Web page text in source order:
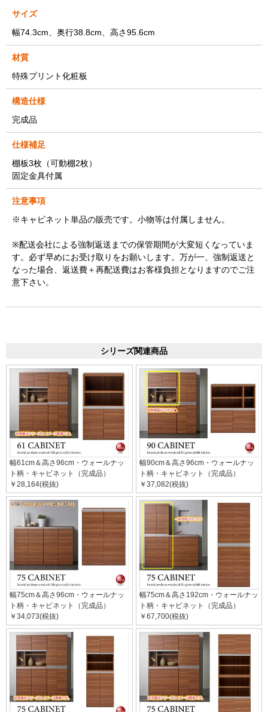
サイズ
幅74.3cm、奥行38.8cm、高さ95.6cm
材質
特殊プリント化粧板
構造仕様
完成品
仕様補足
棚板3枚（可動棚2枚）
固定金具付属
注意事項
※キャビネット単品の販売です。小物等は付属しません。
※配送会社による強制返送までの保管期間が大変短くなっていま
す。必ず早めにお受け取りをお願いします。万が一、強制返送と
なった場合、返送費＋再配送費はお客様負担となりますのでご注
意下さい。
シリーズ関連商品
幅61cm＆高さ96cm・ウォールナッ
ト柄・キャビネット（完成品）
￥28,164(税抜)
幅90cm＆高さ96cm・ウォールナッ
ト柄・キャビネット（完成品）
￥37,082(税抜)
幅75cm＆高さ96cm・ウォールナッ
ト柄・キャビネット（完成品）
￥34,073(税抜)
幅75cm＆高さ192cm・ウォールナッ
ト柄・キャビネット（完成品）
￥67,700(税抜)